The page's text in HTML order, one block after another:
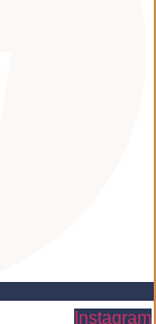
Instagram